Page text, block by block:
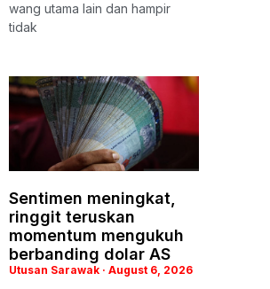
wang utama lain dan hampir
tidak
Sentimen meningkat,
ringgit teruskan
momentum mengukuh
berbanding dolar AS
Utusan Sarawak August 6, 2026